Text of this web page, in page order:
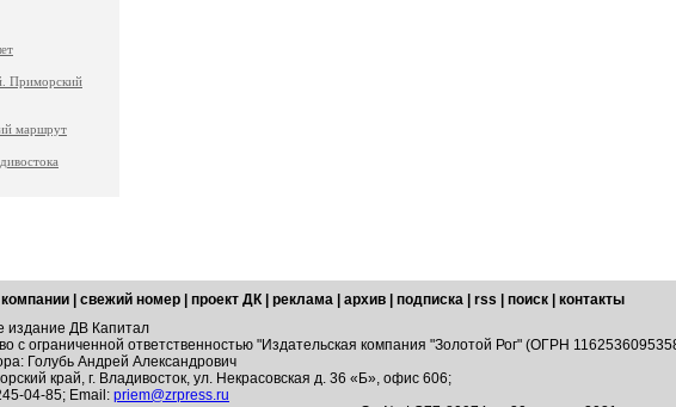
Приморский
маршрут
свежий номер проект ДК реклама архив подписка rss поиск
контакты
издание ДВ Капитал
с ограниченной ответственностью "Издательская компания "Золотой Рог" (ОГРН
Голубь Андрей Александрович
край, г. Владивосток, ул. Некрасовская д. 36 «Б», офис 606;
04-85; Email: priem@zrpress.ru